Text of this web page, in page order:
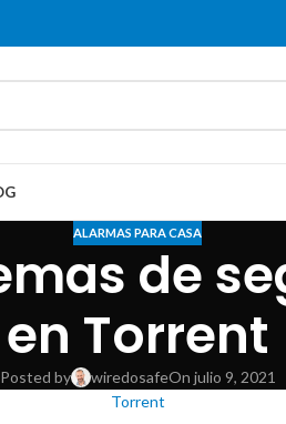
ALARMAS PARA CASA
de
en Torrent
Posted by wiredosafeOn julio 9, 2021
Torrent